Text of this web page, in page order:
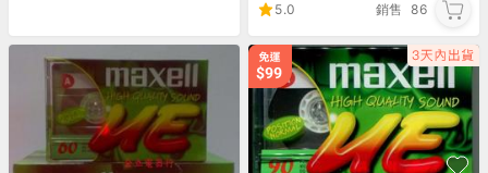
5.0
銷售 86